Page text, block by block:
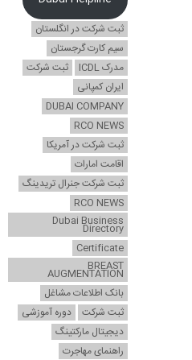
ثبت شرکت در انگلستان
سیم کارت گرجستان
مدرک ICDL
ثبت شرکت
ایران کمپانی
DUBAI COMPANY
RCO NEWS
ثبت شرکت در آمریکا
اقامت امارات
ثبت شرکت جنرال تریدینگ
RCO NEWS
Dubai Business
Directory
Certificate
BREAST
AUGMENTATION
بانک اطلاعات مشاغل
ثبت شرکت
دوره آموزشی
دیجیتال مارکتینگ
راهنمای مهاجرت